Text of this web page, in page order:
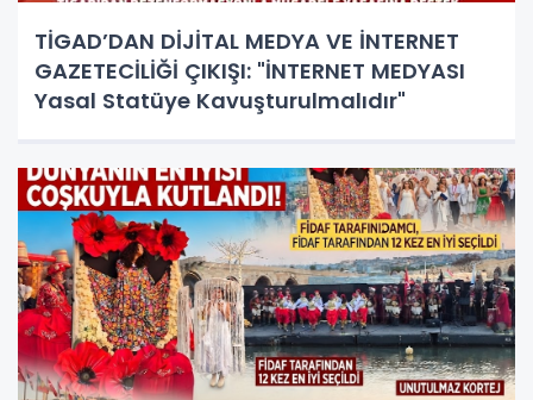
TİGAD’DAN DİJİTAL MEDYA VE İNTERNET
GAZETECİLİĞİ ÇIKIŞI: "İNTERNET MEDYASI
Yasal Statüye Kavuşturulmalıdır"